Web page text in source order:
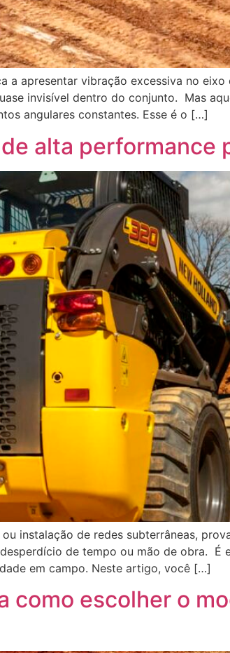
a apresentar vibração excessiva no
invisível dentro do conjunto. Mas
angulares constantes. Esse é o […]
alta performance
instalação de redes subterrâneas,
de tempo ou mão de obra. É
em campo. Neste artigo, você […]
como escolher o